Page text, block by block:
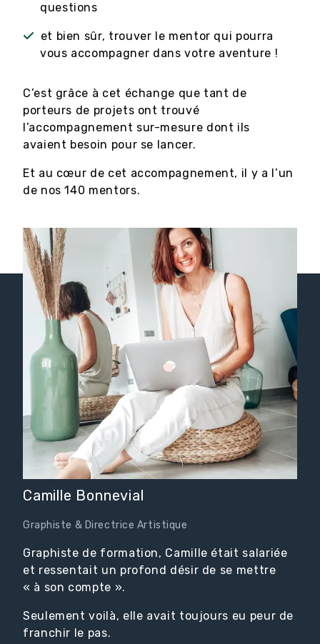
questions
et bien sûr, trouver le mentor qui pourra
vous accompagner dans votre aventure !
C’est grâce à cet échange que tant de
porteurs de projets ont trouvé
l’accompagnement sur-mesure dont ils
avaient besoin pour se lancer.
Et au cœur de cet accompagnement, il y a l’un
de nos 140 mentors.
Camille Bonnevial
Graphiste & Directrice Artistique
Graphiste de formation, Camille était salariée
et ressentait un profond désir de se mettre
« à son compte ».
Seulement voilà, elle avait toujours eu peur de
franchir le pas.